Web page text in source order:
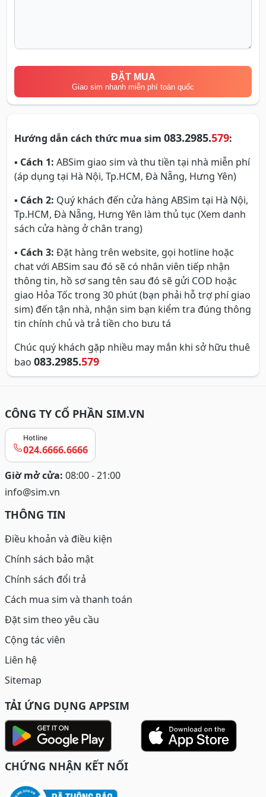
ĐẶT MUA
Giao sim nhanh miễn phí toàn quốc
Hướng dẫn cách thức mua sim 083.2985.579:
▪ Cách 1: ABSim giao sim và thu tiền tại nhà miễn phí
(áp dụng tại Hà Nội, Tp.HCM, Đà Nẵng, Hưng Yên)
▪ Cách 2: Quý khách đến cửa hàng ABSim tại Hà Nội,
Tp.HCM, Đà Nẵng, Hưng Yên làm thủ tục (Xem danh
sách cửa hàng ở chân trang)
▪ Cách 3: Đặt hàng trên website, gọi hotline hoặc
chat với ABSim sau đó sẽ có nhân viên tiếp nhận
thông tin, hồ sơ sang tên sau đó sẽ gửi COD hoặc
giao Hỏa Tốc trong 30 phút (bạn phải hỗ trợ phí giao
sim) đến tận nhà, nhận sim bạn kiểm tra đúng thông
tin chính chủ và trả tiền cho bưu tá
Chúc quý khách gặp nhiều may mắn khi sở hữu thuê
bao 083.2985.579
CÔNG TY CỔ PHẦN SIM.VN
Hotline
024.6666.6666
Giờ mở cửa: 08:00 - 21:00
info@sim.vn
THÔNG TIN
Điều khoản và điều kiện
Chính sách bảo mật
Chính sách đổi trả
Cách mua sim và thanh toán
Đặt sim theo yêu cầu
Cộng tác viên
Liên hệ
Sitemap
TẢI ỨNG DỤNG APPSIM
CHỨNG NHẬN KẾT NỐI